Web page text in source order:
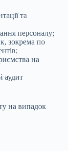
та
персоналу;
зокрема по
на
аудит
на випадок